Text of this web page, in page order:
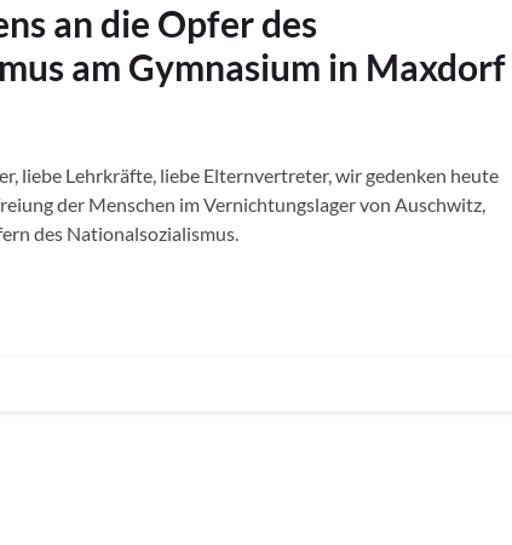
an die Opfer des
am Gymnasium in Maxdorf
liebe Lehrkräfte, liebe Elternvertreter, wir gedenken heute
der Menschen im Vernichtungslager von Auschwitz,
des Nationalsozialismus.